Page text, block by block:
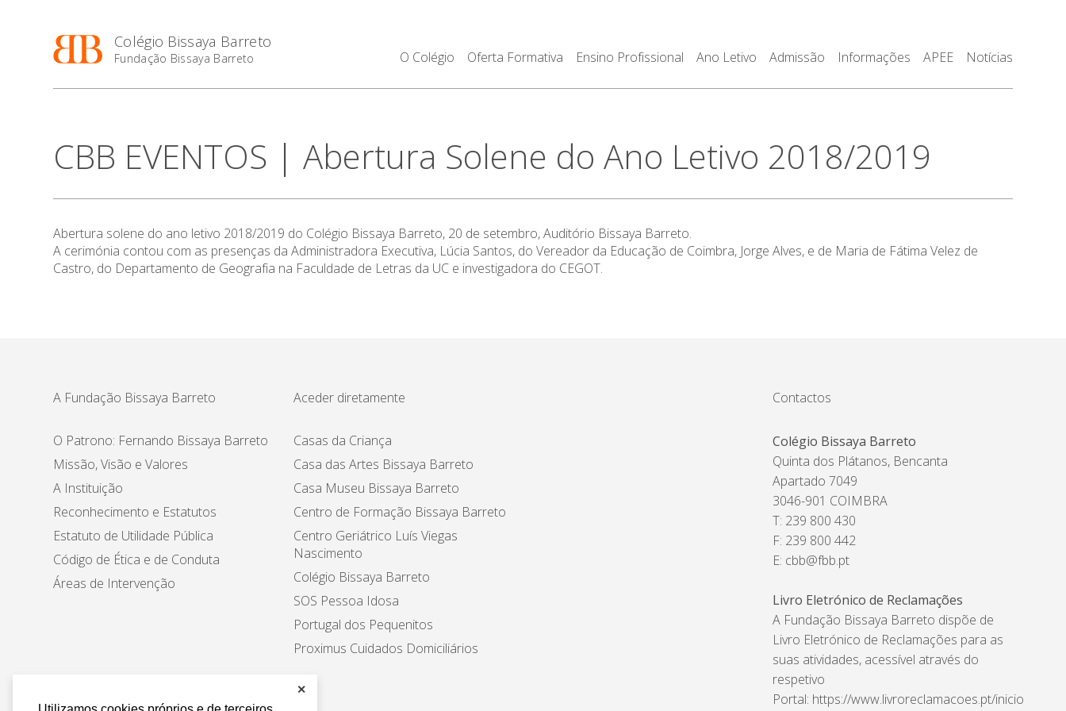
✕
Colégio Bissaya Barreto
Fundação Bissaya Barreto O Colégio Oferta Formativa Ensino Profissional Ano Letivo Admissão Informações APEE Notícias
CBB EVENTOS | Abertura Solene do Ano Letivo 2018/2019
Abertura solene do ano letivo 2018/2019 do Colégio Bissaya Barreto, 20 de setembro, Auditório Bissaya Barreto.
A cerimónia contou com as presenças da Administradora Executiva, Lúcia Santos, do Vereador da Educação de Coimbra, Jorge Alves, e de Maria de Fátima Velez de
Castro, do Departamento de Geografia na Faculdade de Letras da UC e investigadora do CEGOT.
A Fundação Bissaya Barreto
O Patrono: Fernando Bissaya Barreto
Missão, Visão e Valores
A Instituição
Reconhecimento e Estatutos
Estatuto de Utilidade Pública
Código de Ética e de Conduta
Áreas de Intervenção
Aceder diretamente
Casas da Criança
Casa das Artes Bissaya Barreto
Casa Museu Bissaya Barreto
Centro de Formação Bissaya Barreto
Centro Geriátrico Luís Viegas
Nascimento
Colégio Bissaya Barreto
SOS Pessoa Idosa
Portugal dos Pequenitos
Proximus Cuidados Domiciliários
Contactos
Colégio Bissaya Barreto
Quinta dos Plátanos, Bencanta
Apartado 7049
3046-901 COIMBRA
T: 239 800 430
F: 239 800 442
E: cbb@fbb.pt
Livro Eletrónico de Reclamações
A Fundação Bissaya Barreto dispõe de
Livro Eletrónico de Reclamações para as
suas atividades, acessível através do
respetivo
Portal: https://www.livroreclamacoes.pt/inicio